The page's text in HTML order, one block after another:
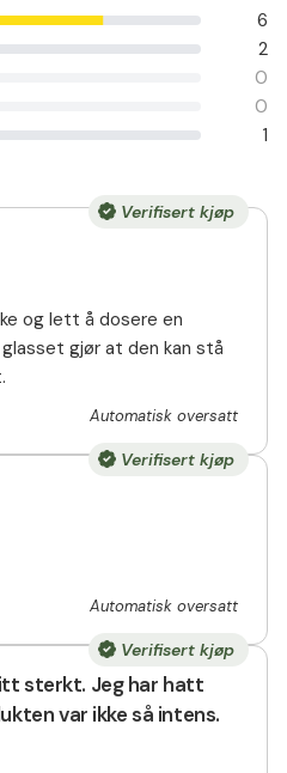
6
2
0
0
1
Verifisert kjøp
og lett å dosere en
gjør at den kan stå
Automatisk oversatt
Verifisert kjøp
Automatisk oversatt
Verifisert kjøp
sterkt. Jeg har hatt
var ikke så intens.